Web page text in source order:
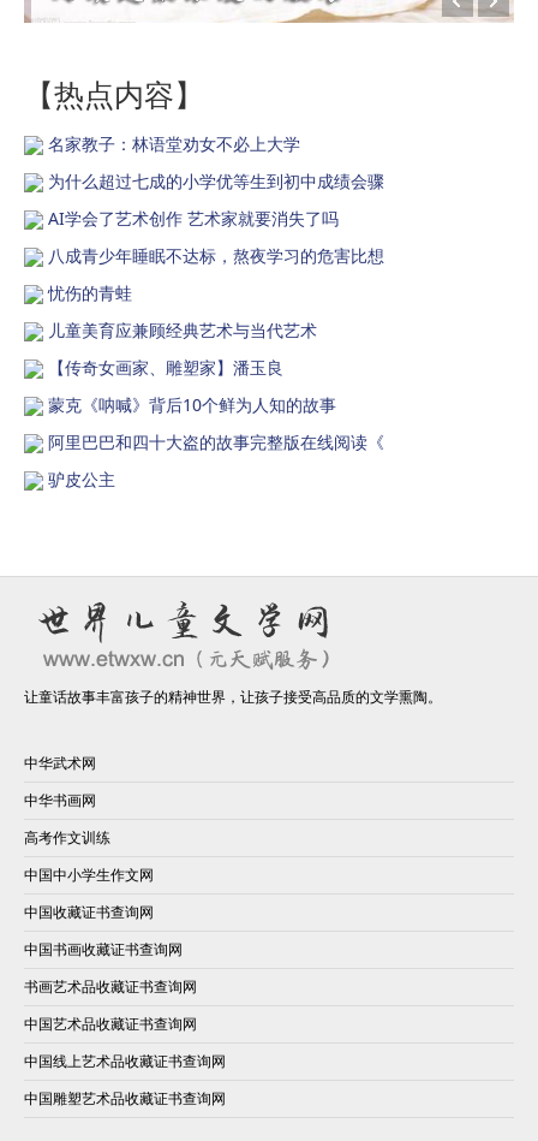
【热点内容】
名家教子：林语堂劝女不必上大学
为什么超过七成的小学优等生到初中成绩会骤
AI学会了艺术创作 艺术家就要消失了吗
八成青少年睡眠不达标，熬夜学习的危害比想
忧伤的青蛙
儿童美育应兼顾经典艺术与当代艺术
【传奇女画家、雕塑家】潘玉良
蒙克《呐喊》背后10个鲜为人知的故事
阿里巴巴和四十大盗的故事完整版在线阅读《
驴皮公主
让童话故事丰富孩子的精神世界，让孩子接受高品质的文学熏陶。
中华武术网
中华书画网
高考作文训练
中国中小学生作文网
中国收藏证书查询网
中国书画收藏证书查询网
书画艺术品收藏证书查询网
中国艺术品收藏证书查询网
中国线上艺术品收藏证书查询网
中国雕塑艺术品收藏证书查询网